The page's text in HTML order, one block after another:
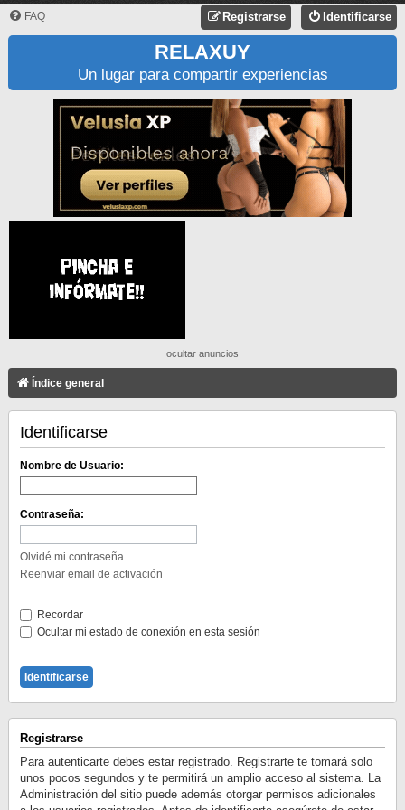
FAQ Identificarse
Registrarse
RELAXUY
Un lugar para compartir experiencias
ocultar anuncios
Índice general
Identificarse
Nombre de Usuario:
Contraseña:
Olvidé mi contraseña
Reenviar email de activación
Recordar
Ocultar mi estado de conexión en esta sesión
Registrarse
Para autenticarte debes estar registrado. Registrarte te tomará solo
unos pocos segundos y te permitirá un amplio acceso al sistema. La
Administración del sitio puede además otorgar permisos adicionales